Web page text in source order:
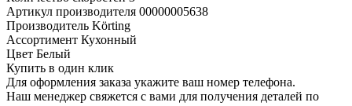
Артикул производителя 00000005638
Производитель Körting
Ассортимент Кухонный
Цвет Белый
Купить в один клик
Для оформления заказа укажите ваш номер телефона.
Наш менеджер свяжется с вами для получения деталей по